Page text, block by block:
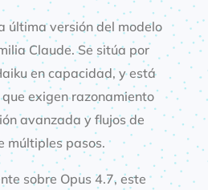
última versión del modelo
Claude. Se sitúa por
en capacidad, y está
exigen razonamiento
avanzada y flujos de
múltiples pasos.
sobre Opus 4.7, este